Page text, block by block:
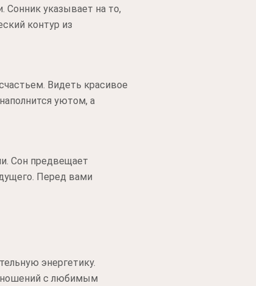
Сонник указывает на то,
контур из
Видеть красивое
уютом, а
Сон предвещает
Перед вами
энергетику.
с любимым